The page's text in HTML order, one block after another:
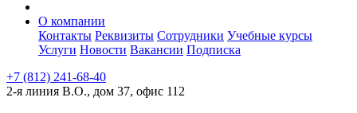
О компании
Контакты Реквизиты Сотрудники Учебные курсы
Услуги Новости Вакансии Подписка
+7 (812) 241-68-40
2-я линия В.О., дом 37, офис 112